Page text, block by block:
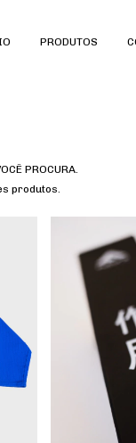
PRODUTOS
PROCURA.
produtos.